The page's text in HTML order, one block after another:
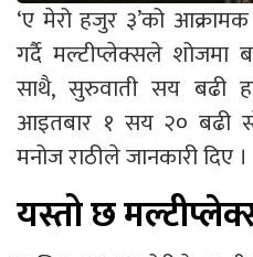
‘ए मेरो हजुर ३’को
गर्दै मल्टीप्लेक्सले शोजमा
साथै, सुरुवाती सय बढी
आइतबार १ सय २० बढी
मनोज राठीले जानकारी दिए ।
यस्तो छ